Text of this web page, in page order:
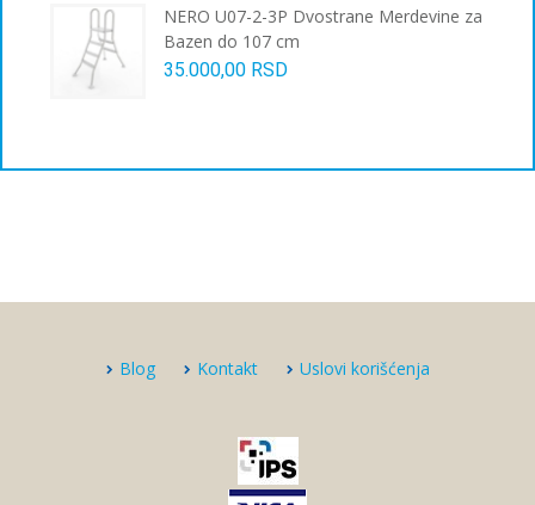
NERO U07-2-3P Dvostrane Merdevine za
Bazen do 107 cm
35.000,00 RSD
Blog Kontakt Uslovi korišćenja